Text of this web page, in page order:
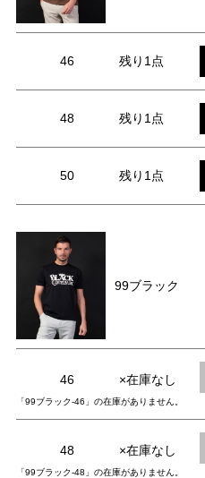
46 残り1点
48 残り1点
50 残り1点
99ブラック
46 ×在庫なし
「99ブラック-46」の在庫がありません。
48 ×在庫なし
「99ブラック-48」の在庫がありません。